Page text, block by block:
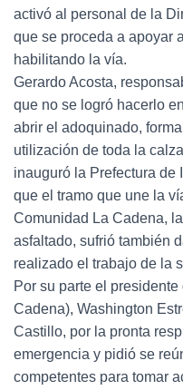
activó al personal de la
que se proceda a apoyar
habilitando la vía.
Gerardo Acosta,
que no se logró hacerlo
abrir el adoquinado,
utilización de toda la
inauguró la Prefectura de
que el tramo que une la
Comunidad La Cadena,
asfaltado, sufrió también
realizado el trabajo de la
Por su parte el
Cadena), Washington
Castillo, por la pronta
emergencia y pidió se
competentes para tomar